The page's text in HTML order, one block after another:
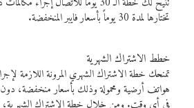
تختارها لمدة 30 يوماً بأسعار فايبر المنخفضة.
خطط الاشتراك الشهرية
تمنحك خطة الاشتراك الشهري المرونة اللازمة
هواتف أرضية ومحمولة وذلك بأسعار منخفضة،